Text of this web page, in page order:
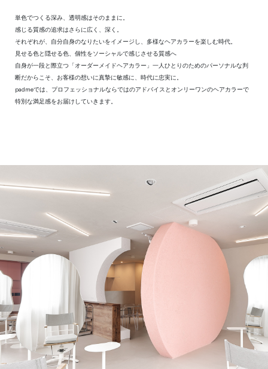
単色でつくる深み、透明感はそのままに。
感じる質感の追求はさらに広く、深く。
それぞれが、自分自身のなりたいをイメージし、多様なヘアカラーを楽しむ時代。
見せる色と隠せる色、個性をソーシャルで感じさせる質感へ
自身が一段と際立つ「オーダーメイドヘアカラー」一人ひとりのためのパーソナルな判
断だからこそ、お客様の想いに真摯に敏感に、時代に忠実に。
padmeでは、プロフェッショナルならではのアドバイスとオンリーワンのヘアカラーで
特別な満足感をお届けしていきます。